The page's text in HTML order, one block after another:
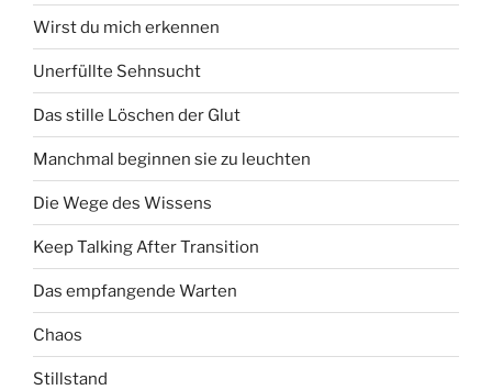
Wirst du mich erkennen
Unerfüllte Sehnsucht
Das stille Löschen der Glut
Manchmal beginnen sie zu leuchten
Die Wege des Wissens
Keep Talking After Transition
Das empfangende Warten
Chaos
Stillstand